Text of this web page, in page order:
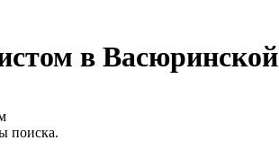
в Васюринской
поиска.